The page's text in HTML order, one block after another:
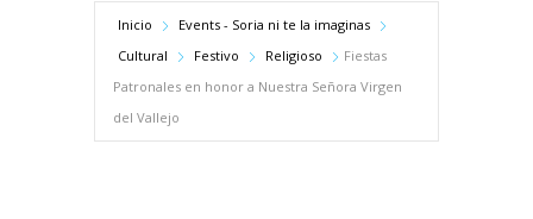
Inicio
Events - Soria ni te la imaginas
Cultural
Festivo Religioso
Fiestas
Patronales en honor a Nuestra Señora Virgen
del Vallejo